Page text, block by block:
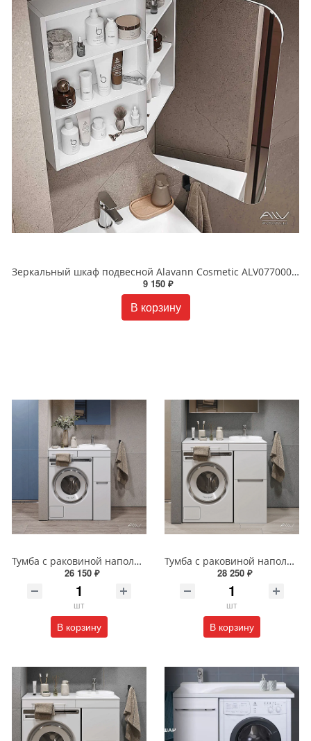
Зеркальный шкаф подвесной Alavann Cosmetic ALV0770001 60 см белый
9 150 ₽
В корзину
Тумба с раковиной напольная Alavann Cosmetic 85 см ALV1037000 белая
26 150 ₽
шт
В корзину
Тумба с раковиной напольная Alavann Cosmetic 95 см ALV1039000 белая
28 250 ₽
шт
В корзину